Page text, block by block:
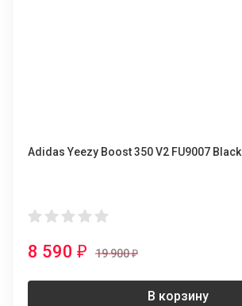
Adidas Yeezy Boost 350 V2 FU9007 Black
8 590 ₽ 19 900₽
В корзину